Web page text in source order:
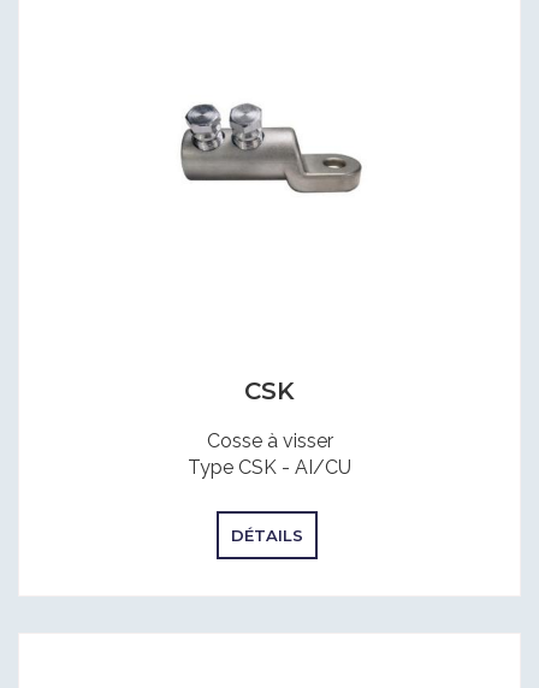
CSK
Cosse à visser
Type CSK - AI/CU
DÉTAILS